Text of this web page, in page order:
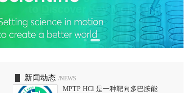
a
v
i
g
a
新闻动态 /NEWS
MPTP HCl 是一种靶向多巴胺能